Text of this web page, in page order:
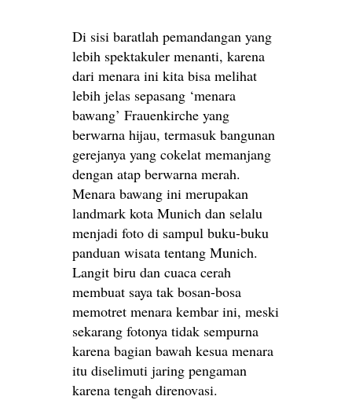
Di sisi baratlah pemandangan yang
lebih spektakuler menanti, karena
dari menara ini kita bisa melihat
lebih jelas sepasang ‘menara
bawang’ Frauenkirche yang
berwarna hijau, termasuk bangunan
gerejanya yang cokelat memanjang
dengan atap berwarna merah.
Menara bawang ini merupakan
landmark kota Munich dan selalu
menjadi foto di sampul buku-buku
panduan wisata tentang Munich.
Langit biru dan cuaca cerah
membuat saya tak bosan-bosa
memotret menara kembar ini, meski
sekarang fotonya tidak sempurna
karena bagian bawah kesua menara
itu diselimuti jaring pengaman
karena tengah direnovasi.